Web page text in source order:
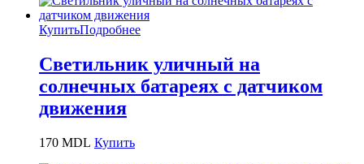
КупитьПодробнее
Светильник уличный на
солнечных батареях с датчиком
движения
170 MDL Купить